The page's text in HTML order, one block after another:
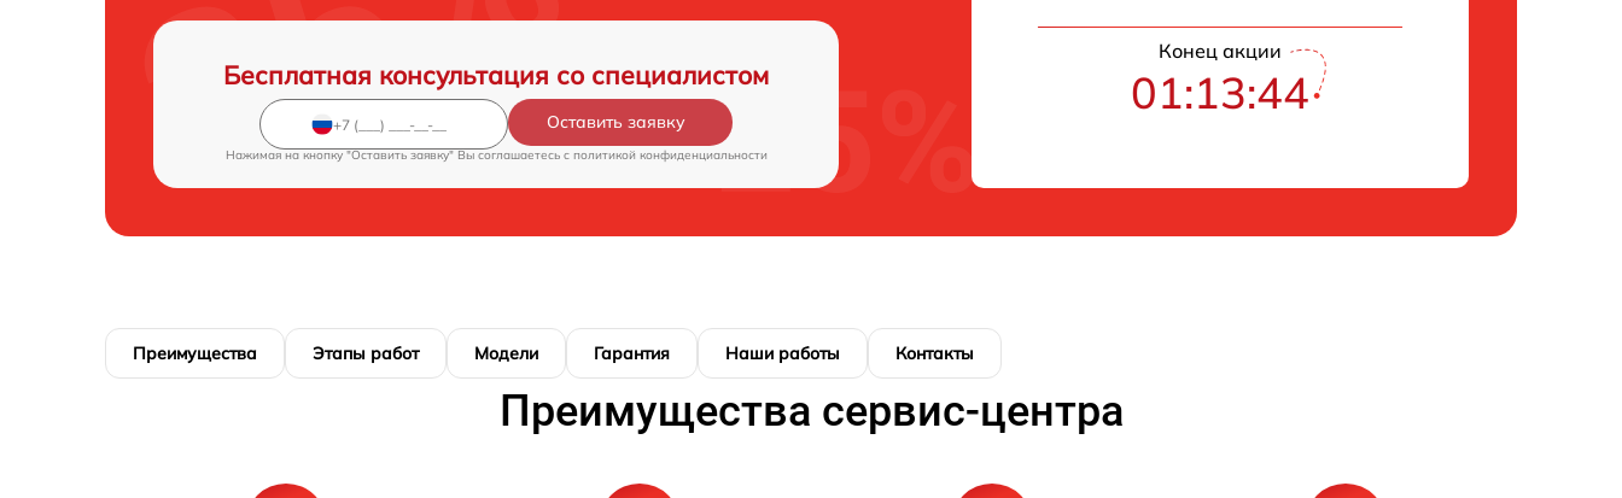
Бесплатная консультация со специалистом
Оставить заявку
Нажимая на кнопку "Оставить заявку" Вы соглашаетесь c политикой конфиденциальности
Конец акции
01:13:43
Преимущества Этапы работ Модели Гарантия Наши работы Контакты
Преимущества сервис-центра